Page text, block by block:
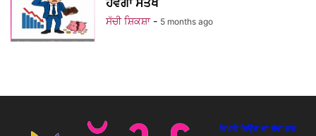
ਹੋਵੇਗਾ ਸੰਤੋਖ
ਸੱਚੀ ਸ਼ਿਕਸ਼ਾ - 5 months ago